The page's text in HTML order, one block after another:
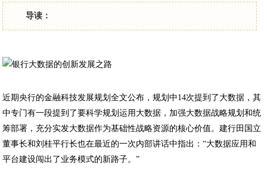
导读：
近期央行的金融科技发展规划全文公布，规划中14次提到了大数据，其
中专门有一段提到了要科学规划运用大数据，加强大数据战略规划和统
筹部署，充分实发大数据作为基础性战略资源的核心价值。建行田国立
董事长和刘桂平行长也在最近的一次内部讲话中指出：“大数据应用和
平台建设闯出了业务模式的新路子。”